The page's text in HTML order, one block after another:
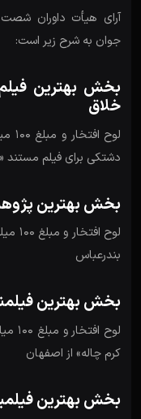
آرای هیأت داوران
جوان به شرح زیر است:
بخش بهترین
خلاق
دشتکی برای فیلم مستند
بخش بهترین
لوح
بندرعباس
بخش بهترین
کرم ­چاله» از اصفهان
بخش بهترین